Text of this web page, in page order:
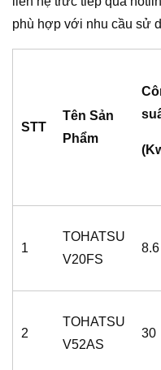
phù hợp với nhu cầu sử
STT
Tên Sản
Phẩm
1
TOHATSU
V20FS
8.6
2
TOHATSU
V52AS
30